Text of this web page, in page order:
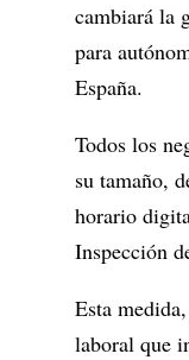
cambiará la
para
España.
Todos los
su tamaño,
horario
Inspección
Esta
laboral que